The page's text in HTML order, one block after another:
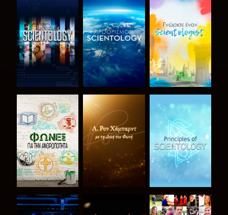
ΕΞΕΡΕΥΝΗΣΤΕ
ΤΗ ΣΕΙΡΑ
ΕΞΕΡΕΥΝΗΣΤΕ
ΤΗ ΣΕΙΡΑ
ΕΞΕΡΕΥΝΗΣΤΕ
ΤΗ ΣΕΙΡΑ